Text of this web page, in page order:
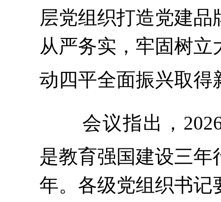
层党组织打造党建
从严务实，牢固树
动四平全面振兴取得
会议指出，
是教育强国建设三
年。各级党组织书记